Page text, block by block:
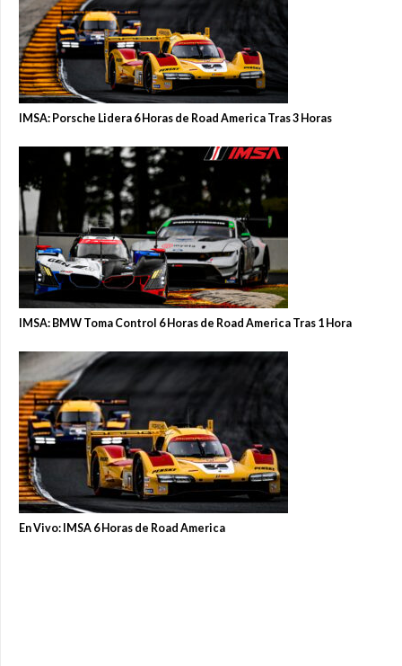
IMSA: Porsche Lidera 6 Horas de Road America Tras 3 Horas
IMSA: BMW Toma Control 6 Horas de Road America Tras 1 Hora
En Vivo: IMSA 6 Horas de Road America